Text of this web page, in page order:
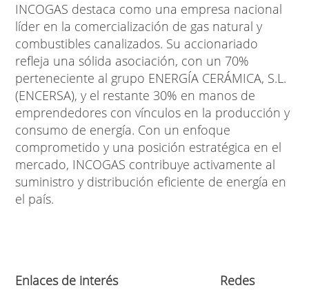
INCOGAS destaca como una empresa nacional
líder en la comercialización de gas natural y
combustibles canalizados. Su accionariado
refleja una sólida asociación, con un 70%
perteneciente al grupo ENERGÍA CERÁMICA, S.L.
(ENCERSA), y el restante 30% en manos de
emprendedores con vínculos en la producción y
consumo de energía. Con un enfoque
comprometido y una posición estratégica en el
mercado, INCOGAS contribuye activamente al
suministro y distribución eficiente de energía en
el país.
Enlaces de interés
Redes